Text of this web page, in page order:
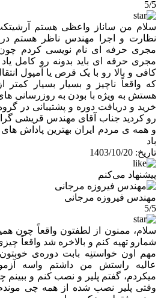
5/5
سلام من ساناز واعظی هستم
نظارت و اجرا مهندس ناظر هستم
مجری حرفه ای نام نویسی کردم چون
مجری حرفه ای باید بدونه رو کامل
کافی و بالا رو با یک قرص یا آمپول
که واقعاً ناچیز و بسیار بسیار
هستش به ویژه با بودن به روزرسانی
خرید و دریافت دوره و پشتیبانی در
رو کردید جناب آقای مهندس قریشی
و همه ی مردم ایران بهترین پاداش های
باد
تاریخ: 1403/10/20
پیشنهاد می‌کنم
مهندس فیروزه مرجانی
5/5
سلام، ممنون از لطفتون واقعاً چون
شمارو تهیه کنم و بالاخره شد واقعاً
مهم اون خواستنِه بابت دوره‌ی
عالیه راستش من داشتم واسه
میکردم، گفتم پلیر و نصب کنم و
وقتی پلیر نصب شده از همه چی